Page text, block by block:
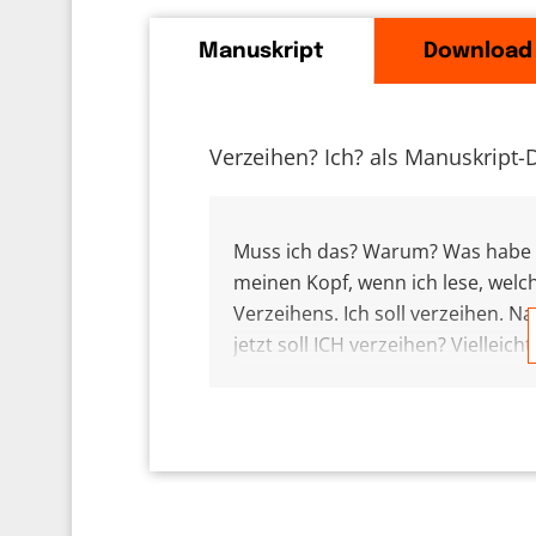
Manuskript Download
Verzeihen? Ich? als
Muss ich das? Warum? Was
meinen Kopf, wenn ich lese,
Verzeihens. Ich soll verzeihen.
jetzt soll ICH verzeihen?
Klar, Unfrieden mit dem Partner